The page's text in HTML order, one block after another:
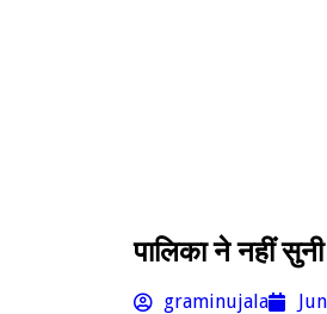
पालिका ने नहीं
graminujala